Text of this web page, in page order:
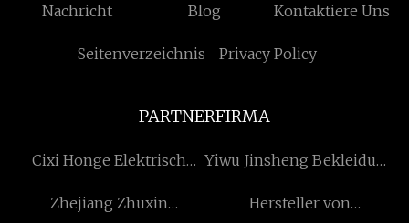
Nachricht Blog Kontaktiere Uns
Seitenverzeichnis Privacy Policy
PARTNERFIRMA
Cixi Honge Elektrisch
Yiwu Jinsheng Bekleidung
Zhejiang Zhuxin
Hersteller von